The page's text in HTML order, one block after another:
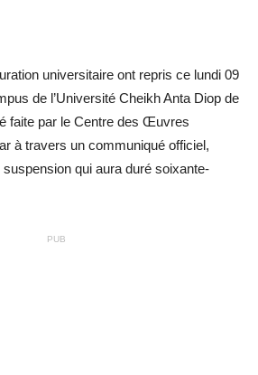
universitaire ont repris ce lundi 09
de l’Université Cheikh Anta Diop de
faite par le Centre des Œuvres
à travers un communiqué officiel,
qui aura duré soixante-
PUB